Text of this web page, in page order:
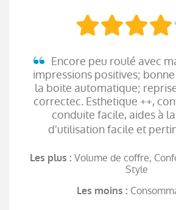
Encore peu roulé avec
impressions positives;
la boite automatique;
correctec. Esthetique ++,
conduite facile, aides à
d'utilisation facile et
Les plus : Volume de coffre,
Style
Les moins :